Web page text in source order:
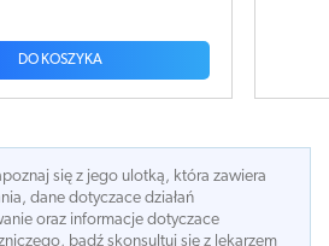
DO KOSZYKA
się z jego ulotką, która zawiera
dane dotyczace działań
oraz informacje dotyczace
bądź skonsultuj się z lekarzem